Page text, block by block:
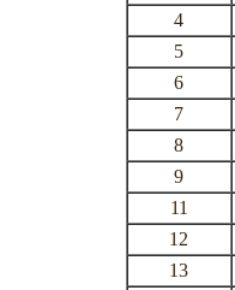
4
5
6
7
8
9
11
12
13